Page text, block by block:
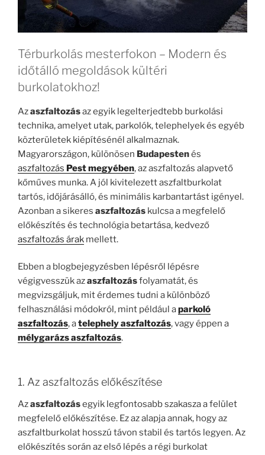
Térburkolás mesterfokon – Modern és
időtálló megoldások kültéri
burkolatokhoz!
Azaszfaltozásaz egyik legelterjedtebb burkolási
technika, amelyet utak, parkolók, telephelyek és egyéb
közterületek kiépítésénél alkalmaznak.
Magyarországon, különösen Budapestenés
aszfaltozás Pest megyében, az aszfaltozás alapvető
kőműves munka. A jól kivitelezett aszfaltburkolat
tartós, időjárásálló, és minimális karbantartást igényel.
Azonban a sikeres aszfaltozás kulcsa a megfelelő
előkészítés és technológia betartása, kedvező
aszfaltozás árak mellett.
Ebben a blogbejegyzésben lépésről lépésre
végigvesszük azaszfaltozásfolyamatát, és
megvizsgáljuk, mit érdemes tudni a különböző
felhasználási módokról, mint például aparkoló
aszfaltozás, atelephely aszfaltozás, vagy éppen a
mélygarázs aszfaltozás.
1. Az aszfaltozás előkészítése
Azaszfaltozásegyik legfontosabb szakasza a felület
megfelelő előkészítése. Ez az alapja annak, hogy az
aszfaltburkolat hosszú távon stabil és tartós legyen. Az
előkészítés során az első lépés a régi burkolat